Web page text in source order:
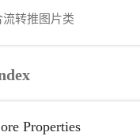
流转推图片类
Properties